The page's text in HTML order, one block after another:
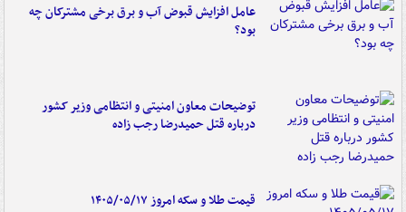
عامل افزایش قبوض آب و برق برخی مشترکان چه
بود؟
توضیحات معاون امنیتی و انتظامی وزیر کشور
درباره قتل حمیدرضا رجب زاده
قیمت طلا و سکه امروز ۱۴۰۵/۰۵/۱۷